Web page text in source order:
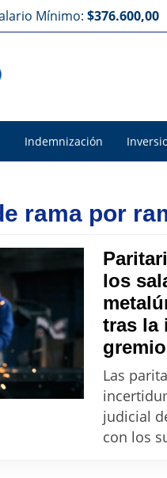
Mínimo: $376.600,00
Indemnización
rama por
los
tras la
gremio
Las
judicial
con los